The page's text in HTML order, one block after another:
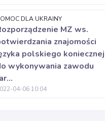
DLA UKRAINY
MZ ws.
znajomości
polskiego koniecznej
wykonywania zawodu
04-06 10:04